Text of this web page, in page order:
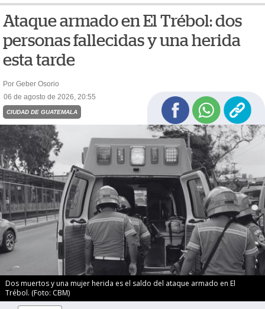
Ataque armado en El Trébol: dos
personas fallecidas y una herida
esta tarde
Por Geber Osorio
06 de agosto de 2026, 20:55
CIUDAD DE GUATEMALA
Dos muertos y una mujer herida es el saldo del ataque armado en El
Trébol. (Foto: CBM)